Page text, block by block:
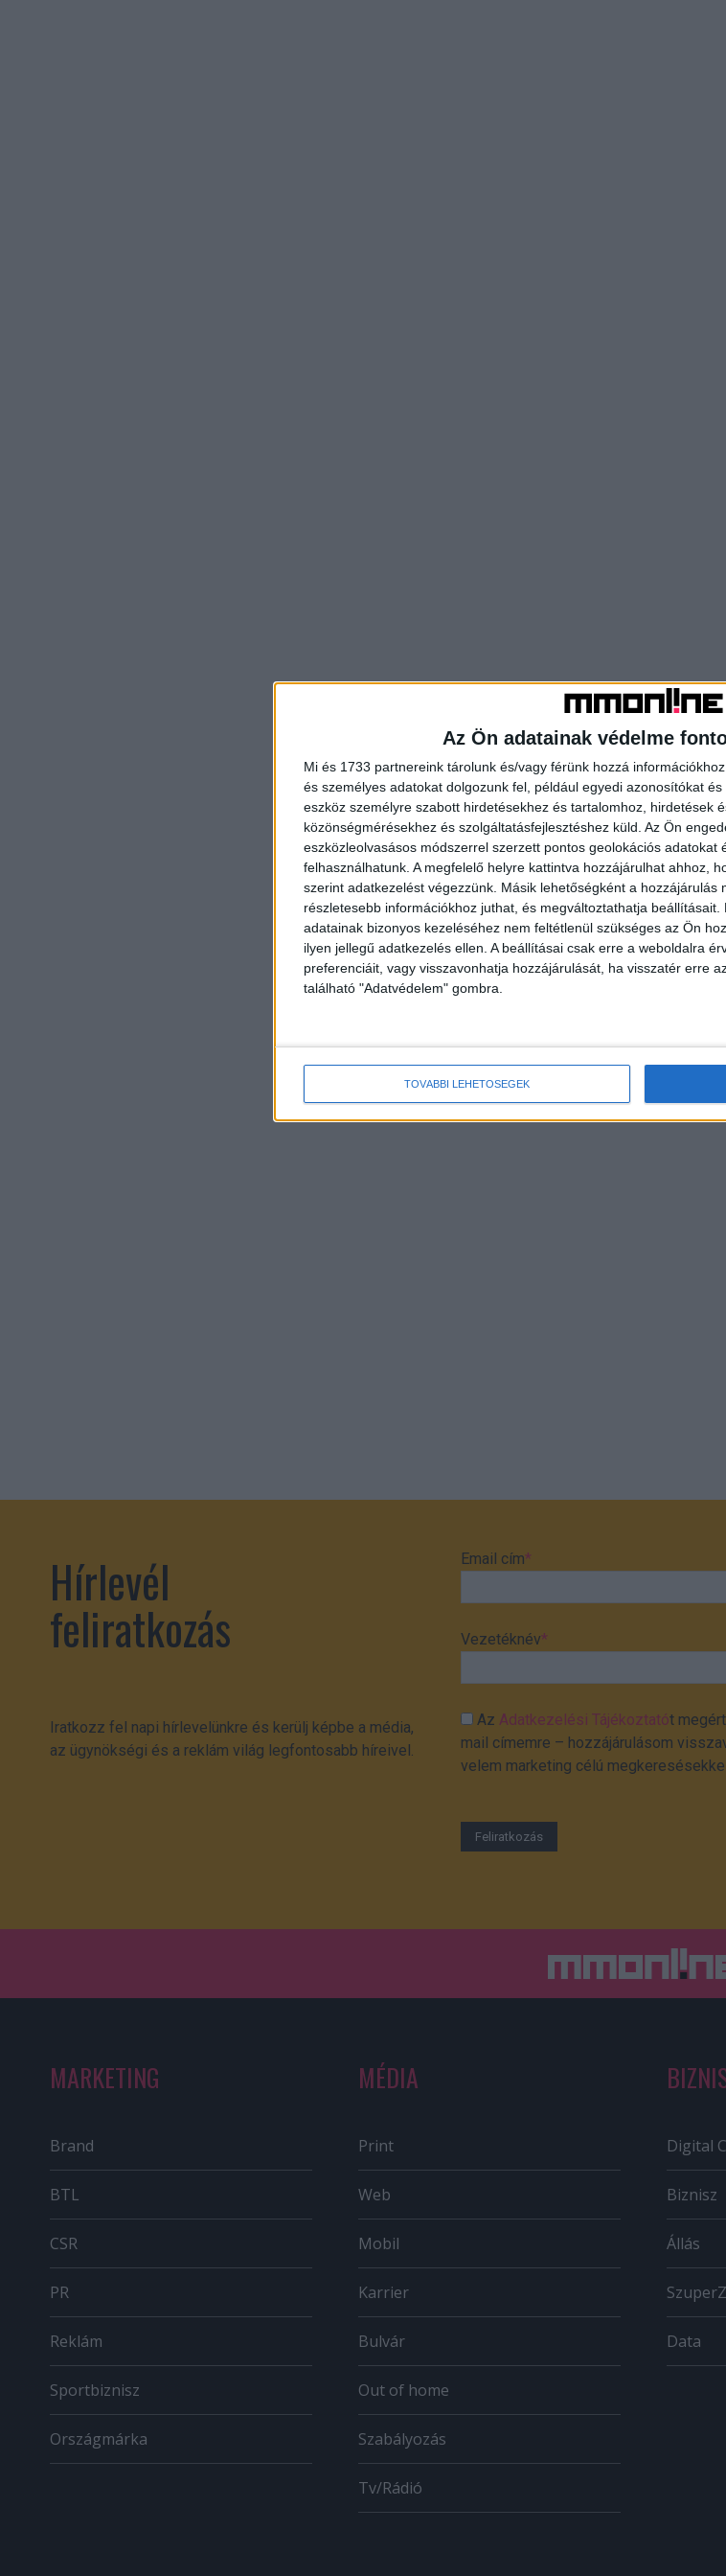
Az Ön adatainak védelme
Mi és 1733 partnereink tárolunk és/vagy férünk hozzá
és személyes adatokat dolgozunk fel, például egyedi azonosítókat
eszköz személyre szabott hirdetésekhez és tartalomhoz, hirdetések
közönségmérésekhez és szolgáltatásfejlesztéshez küld. Az Ön
eszközleolvasásos módszerrel szerzett pontos geolokációs adatokat
felhasználhatunk. A megfelelő helyre kattintva hozzájárulhat ahhoz,
szerint adatkezelést végezzünk. Másik lehetőségként a hozzájárulás
részletesebb információkhoz juthat, és megváltoztathatja beállításait.
adatainak bizonyos kezeléséhez nem feltétlenül szükséges az Ön
ilyen jellegű adatkezelés ellen. A beállításai csak erre a weboldalra
preferenciáit, vagy visszavonhatja hozzájárulását, ha visszatér erre
található "Adatvédelem" gombra.
TOVÁBBI LEHETŐSÉGEK
Hírlevél
feliratkozás
Iratkozz fel napi hírlevelünkre és kerülj képbe a média,
az ügynökségi és a reklám világ legfontosabb híreivel.
Email cím*
Vezetéknév*
AzAdatkezelési Tájékoztatót
mail címemre – hozzájárulásom
velem marketing célú
MARKETING
Brand
BTL
CSR
PR
Reklám
Sportbiznisz
Országmárka
MÉDIA
Print
Web
Mobil
Karrier
Bulvár
Out of home
Szabályozás
Tv/Rádió
Digital
Biznisz
Állás
Data